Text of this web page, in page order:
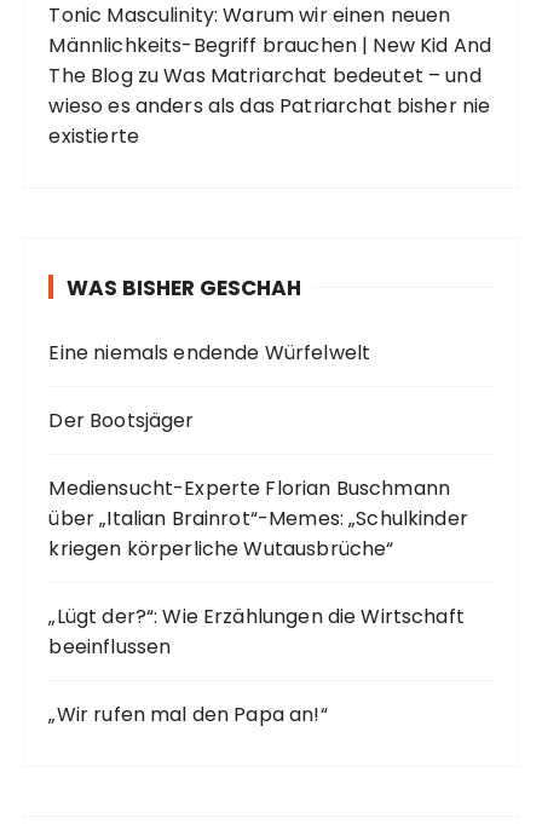
Tonic Masculinity: Warum wir einen neuen
Männlichkeits-Begriff brauchen | New Kid And
The BlogzuWas Matriarchat bedeutet – und
wieso es anders als das Patriarchat bisher nie
existierte
WAS BISHER GESCHAH
Eine niemals endende Würfelwelt
Der Bootsjäger
Mediensucht-Experte Florian Buschmann
über „Italian Brainrot“-Memes: „Schulkinder
kriegen körperliche Wutausbrüche“
„Lügt der?“: Wie Erzählungen die Wirtschaft
beeinflussen
„Wir rufen mal den Papa an!“